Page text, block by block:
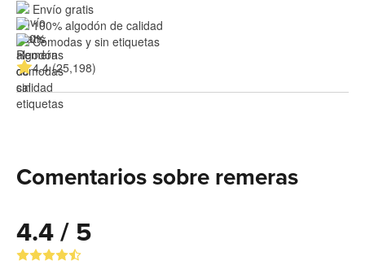
Envío gratis
100% algodón de calidad
Cómodas y sin etiquetas
4.4 (25,198)
Comentarios sobre remeras
4.4 / 5